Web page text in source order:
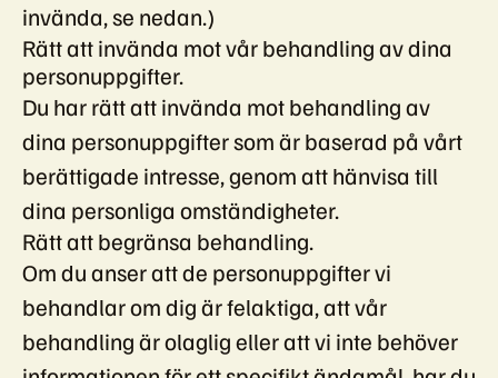
invända, se nedan.)
Rätt att invända mot vår behandling av dina
personuppgifter.
Du har rätt att invända mot behandling av
dina personuppgifter som är baserad på vårt
berättigade intresse, genom att hänvisa till
dina personliga omständigheter.
Rätt att begränsa behandling.
Om du anser att de personuppgifter vi
behandlar om dig är felaktiga, att vår
behandling är olaglig eller att vi inte behöver